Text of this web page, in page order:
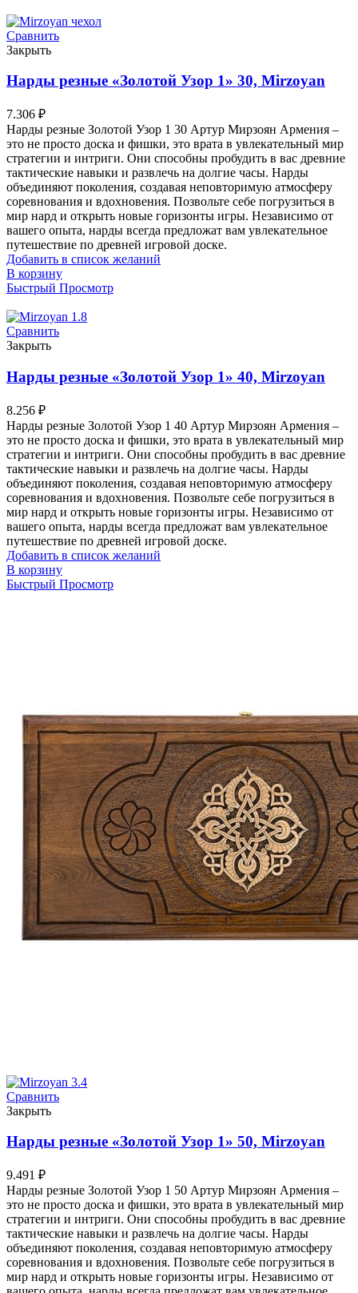
Сравнить
Закрыть
Нарды резные «Золотой Узор 1» 30, Mirzoyan
7.306 ₽
Нарды резные Золотой Узор 1 30 Артур Мирзоян Армения –
это не просто доска и фишки, это врата в увлекательный мир
стратегии и интриги. Они способны пробудить в вас древние
тактические навыки и развлечь на долгие часы. Нарды
объединяют поколения, создавая неповторимую атмосферу
соревнования и вдохновения. Позвольте себе погрузиться в
мир нард и открыть новые горизонты игры. Независимо от
вашего опыта, нарды всегда предложат вам увлекательное
путешествие по древней игровой доске.
Добавить в список желаний
В корзину
Быстрый Просмотр
Сравнить
Закрыть
Нарды резные «Золотой Узор 1» 40, Mirzoyan
8.256 ₽
Нарды резные Золотой Узор 1 40 Артур Мирзоян Армения –
это не просто доска и фишки, это врата в увлекательный мир
стратегии и интриги. Они способны пробудить в вас древние
тактические навыки и развлечь на долгие часы. Нарды
объединяют поколения, создавая неповторимую атмосферу
соревнования и вдохновения. Позвольте себе погрузиться в
мир нард и открыть новые горизонты игры. Независимо от
вашего опыта, нарды всегда предложат вам увлекательное
путешествие по древней игровой доске.
Добавить в список желаний
В корзину
Быстрый Просмотр
Сравнить
Закрыть
Нарды резные «Золотой Узор 1» 50, Mirzoyan
9.491 ₽
Нарды резные Золотой Узор 1 50 Артур Мирзоян Армения –
это не просто доска и фишки, это врата в увлекательный мир
стратегии и интриги. Они способны пробудить в вас древние
тактические навыки и развлечь на долгие часы. Нарды
объединяют поколения, создавая неповторимую атмосферу
соревнования и вдохновения. Позвольте себе погрузиться в
мир нард и открыть новые горизонты игры. Независимо от